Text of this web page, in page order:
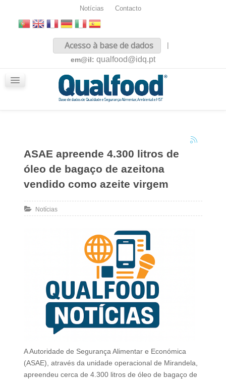
Notícias Contacto
Acesso à base de dados
|
em@il: qualfood@idq.pt
ASAE apreende 4.300 litros de
óleo de bagaço de azeitona
vendido como azeite virgem
Notícias
A Autoridade de Segurança Alimentar e Económica
(ASAE), através da unidade operacional de Mirandela,
apreendeu cerca de 4.300 litros de óleo de bagaço de